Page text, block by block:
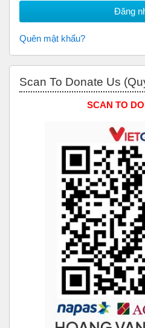
Quên mật khẩu?
Scan To Donate Us
SCAN TO